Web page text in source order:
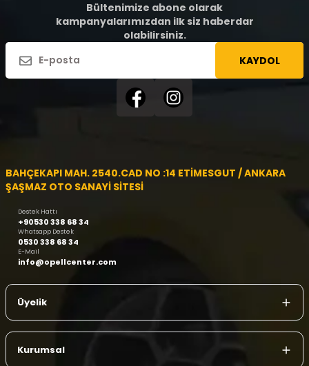
Bültenimize abone olarak
kampanyalarımızdan ilk siz haberdar
olabilirsiniz.
KAYDOL
BAHÇEKAPI MAH. 2540.CAD NO :14 ETİMESGUT / ANKARA
ŞAŞMAZ OTO SANAYİ SİTESİ
Destek Hattı
+90530 338 68 34
Whatsapp Destek
0530 338 68 34
E-Mail
info@opellcenter.com
Üyelik
Kurumsal